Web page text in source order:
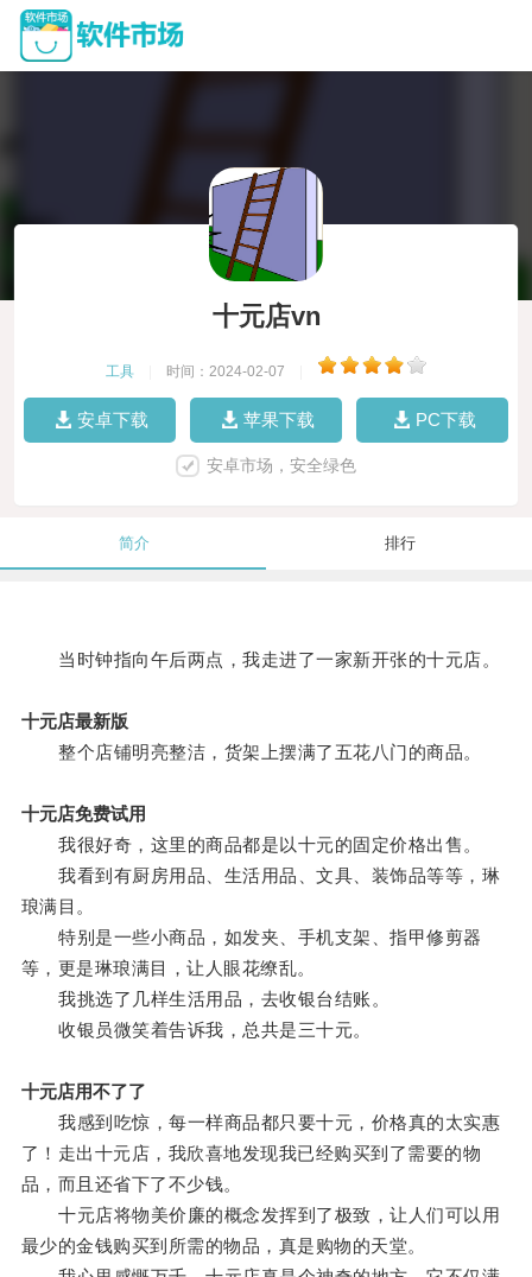
十元店vn
工具 时间：2024-02-07
安卓下载 苹果下载 PC下载
安卓市场，安全绿色
简介 排行
当时钟指向午后两点，我走进了一家新开张的十元店。
十元店最新版
整个店铺明亮整洁，货架上摆满了五花八门的商品。
十元店免费试用
我很好奇，这里的商品都是以十元的固定价格出售。
我看到有厨房用品、生活用品、文具、装饰品等等，琳
琅满目。
特别是一些小商品，如发夹、手机支架、指甲修剪器
等，更是琳琅满目，让人眼花缭乱。
我挑选了几样生活用品，去收银台结账。
收银员微笑着告诉我，总共是三十元。
十元店用不了了
我感到吃惊，每一样商品都只要十元，价格真的太实惠
了！走出十元店，我欣喜地发现我已经购买到了需要的物
品，而且还省下了不少钱。
十元店将物美价廉的概念发挥到了极致，让人们可以用
最少的金钱购买到所需的物品，真是购物的天堂。